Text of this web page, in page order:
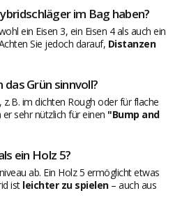
im Bag haben?
ein Eisen 3, ein Eisen 4 als auch ein
Sie jedoch darauf, Distanzen
Grün sinnvoll?
B. im dichten Rough oder für flache
sehr nützlich für einen "Bump and
ein Holz 5?
ab. Ein Holz 5 ermöglicht etwas
ist leichter zu spielen– auch aus